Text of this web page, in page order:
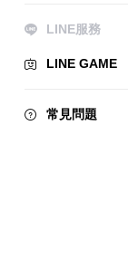
LINE服務
LINE GAME
常見問題